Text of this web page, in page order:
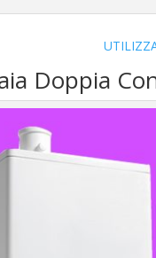
Doppia